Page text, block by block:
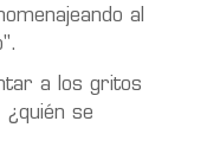
al
a los gritos
¿quién se